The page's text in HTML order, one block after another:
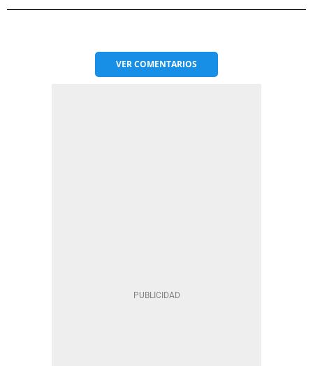
VERCOMENTARIOS